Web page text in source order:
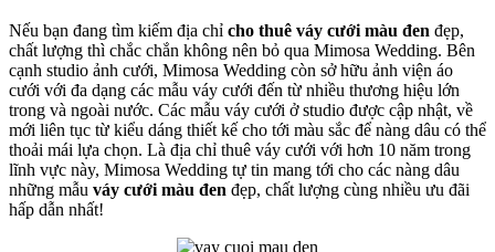
Nếu bạn đang tìm kiếm địa chỉ cho thuê váy cưới màu đen đẹp,
chất lượng thì chắc chắn không nên bỏ qua Mimosa Wedding. Bên
cạnh studio ảnh cưới, Mimosa Wedding còn sở hữu ảnh viện áo
cưới với đa dạng các mẫu váy cưới đến từ nhiều thương hiệu lớn
trong và ngoài nước. Các mẫu váy cưới ở studio được cập nhật, về
mới liên tục từ kiểu dáng thiết kế cho tới màu sắc để nàng dâu có thể
thoải mái lựa chọn. Là địa chỉ thuê váy cưới với hơn 10 năm trong
lĩnh vực này, Mimosa Wedding tự tin mang tới cho các nàng dâu
những mẫu váy cưới màu đen đẹp, chất lượng cùng nhiều ưu đãi
hấp dẫn nhất!